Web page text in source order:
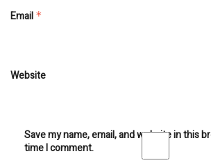
Email *
Website
Save my name, email, and website in this
time I comment.